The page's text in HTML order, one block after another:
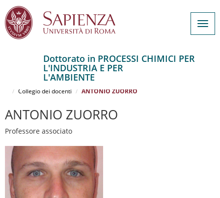
contenuto
Dottorato in PROCESSI CHIMICI PER
L'INDUSTRIA E PER
L'AMBIENTE
PROCESSI CHIMICI PER L'INDUSTRIA E PER L'AMBIENTE
Collegio dei docenti
ANTONIO ZUORRO
ANTONIO ZUORRO
Professore associato